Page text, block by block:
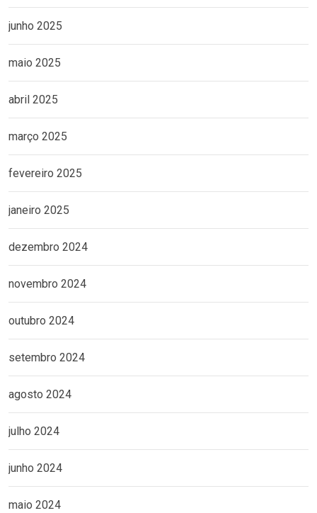
junho 2025
maio 2025
abril 2025
março 2025
fevereiro 2025
janeiro 2025
dezembro 2024
novembro 2024
outubro 2024
setembro 2024
agosto 2024
julho 2024
junho 2024
maio 2024